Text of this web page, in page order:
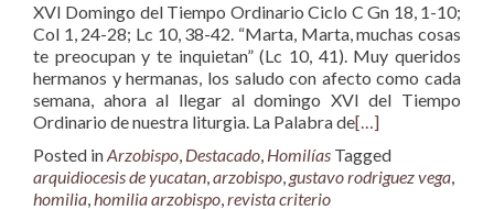
XVI Domingo del Tiempo Ordinario Ciclo C Gn 18, 1-10;
Col 1, 24-28; Lc 10, 38-42. “Marta, Marta, muchas cosas
te preocupan y te inquietan” (Lc 10, 41). Muy queridos
hermanos y hermanas, los saludo con afecto como cada
semana, ahora al llegar al domingo XVI del Tiempo
Ordinario de nuestra liturgia. La Palabra de[…]
Posted inArzobispo, Destacado, Homilías Tagged
arquidiocesis de yucatan,arzobispo, gustavo rodriguez vega,
homilia,homilia arzobispo,revista criterio